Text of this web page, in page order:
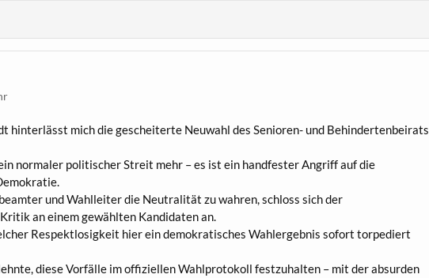
hinterlässt mich die gescheiterte Neuwahl des Senioren- und Behindertenbeirats
normaler politischer Streit mehr – es ist ein handfester Angriff auf die
und Wahlleiter die Neutralität zu wahren, schloss sich der
an einem gewählten Kandidaten an.
Respektlosigkeit hier ein demokratisches Wahlergebnis sofort torpediert
diese Vorfälle im offiziellen Wahlprotokoll festzuhalten – mit der absurden